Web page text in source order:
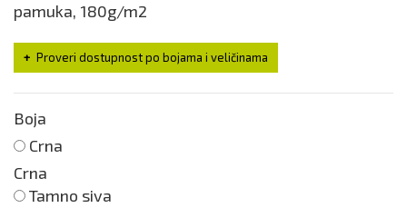
pamuka, 180g/m2
Proveri dostupnost po bojama i veličinama
Boja
Crna
Crna
Tamno siva